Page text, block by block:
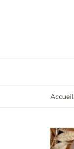
Accueil